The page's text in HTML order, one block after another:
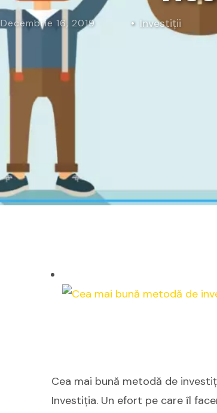
Curs Momentum
Curs Swing Trading
Curs Day Trading
Curs Algo Trading
Tool Strategia AS
Tool Calendar Integrat
Decembrie 16, 2019 Investiții
Cea mai bună metodă de
Investiția. Un efort pe care îl